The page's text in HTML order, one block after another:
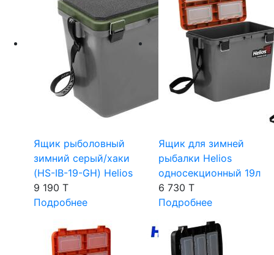
Ящик рыболовный
зимний серый/хаки
(HS-IB-19-GH) Helios
9 190 T
Подробнее
Ящик для зимней
рыбалки Helios
односекционный 19л
6 730 T
Подробнее